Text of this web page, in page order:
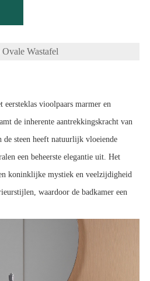
Wastafel
eersteklas vioolpaars marmer en
de inherente aantrekkingskracht van
de steen heeft natuurlijk vloeiende
een beheerste elegantie uit. Het
koninklijke mystiek en veelzijdigheid
waardoor de badkamer een